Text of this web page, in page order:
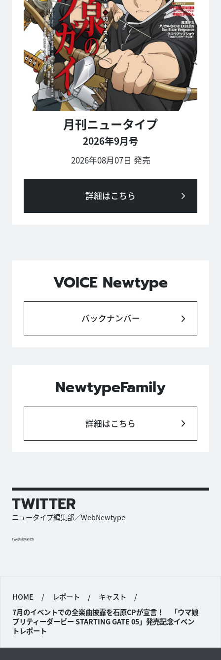
月刊ニュータイプ
2026年9月号
2026年08月07日 発売
詳細はこちら
VOICE Newtype
バックナンバー
NewtypeFamily
詳細はこちら
TWITTER
ニュータイプ編集部／WebNewtype
Tweets by antch
HOME / レポート / キャスト
/
7月のイベントでの全楽曲披露を石原CPが宣言！ 「ウマ娘
プリティーダービー STARTING GATE 05」発売記念イベン
トレポート